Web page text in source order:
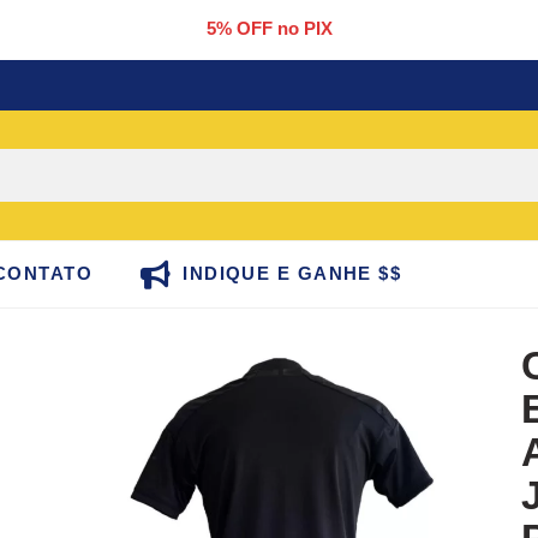
5% OFF no PIX
INDIQUE E GANHE $$